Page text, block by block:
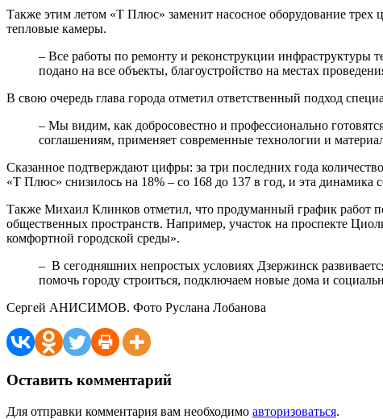
Также этим летом «Т Плюс» заменит насосное оборудование
тепловые камеры.
– Все работы по ремонту и реконструкции инфраструктуры
подано на все объекты, благоустройство на местах
В свою очередь глава города отметил ответственный подход
– Мы видим, как добросовестно и профессионально
соглашениям, применяет современные технологии и
Сказанное подтверждают цифры: за три последних года
«Т Плюс» снизилось на 18% – со 168 до 137 в год, и эта динамика
Также Михаил Клинков отметил, что продуманный график работ
общественных пространств. Например, участок на проспекте
комфортной городской среды».
– В сегодняшних непростых условиях Дзержинск
помочь городу строиться, подключаем новые дома и
Сергей АНИСИМОВ. Фото Руслана Лобанова
Оставить комментарий
Для отправки комментария вам необходимо авторизоваться.